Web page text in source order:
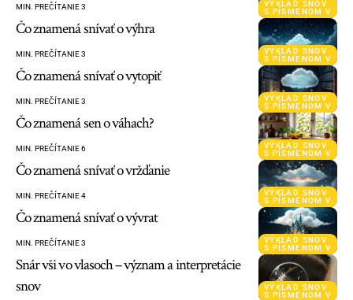
VÝKLAD SNOV
S PÍSMENOM V
MIN. PREČÍTANIE 3
VÝKLAD SNOV
S PÍSMENOM V
Čo znamená snívať o výhra
MIN. PREČÍTANIE 3
VÝKLAD SNOV
S PÍSMENOM V
Čo znamená snívať o vytopiť
MIN. PREČÍTANIE 3
VÝKLAD SNOV
S PÍSMENOM V
Čo znamená sen o váhach?
MIN. PREČÍTANIE 6
VÝKLAD SNOV
S PÍSMENOM V
Čo znamená snívať o vržďanie
MIN. PREČÍTANIE 4
VÝKLAD SNOV
S PÍSMENOM V
Čo znamená snívať o vývrat
MIN. PREČÍTANIE 3
VÝKLAD SNOV
S PÍSMENOM V
Snár vši vo vlasoch – význam a interpretácie
snov